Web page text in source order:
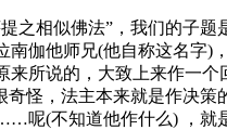
相似佛法”，我们的子题
他师兄(他自称这名字)，
来所说的，大致上来作一
奇怪，法主本来就是作决
呢(不知道他作什么) ，就